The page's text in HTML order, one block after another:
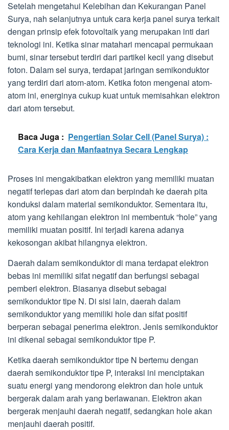
Setelah mengetahui Kelebihan dan Kekurangan Panel
Surya, nah selanjutnya untuk cara kerja panel surya terkait
dengan prinsip efek fotovoltaik yang merupakan inti dari
teknologi ini. Ketika sinar matahari mencapai permukaan
bumi, sinar tersebut terdiri dari partikel kecil yang disebut
foton. Dalam sel surya, terdapat jaringan semikonduktor
yang terdiri dari atom-atom. Ketika foton mengenai atom-
atom ini, energinya cukup kuat untuk memisahkan elektron
dari atom tersebut.
Baca Juga : Pengertian Solar Cell (Panel Surya) :
Cara Kerja dan Manfaatnya Secara Lengkap
Proses ini mengakibatkan elektron yang memiliki muatan
negatif terlepas dari atom dan berpindah ke daerah pita
konduksi dalam material semikonduktor. Sementara itu,
atom yang kehilangan elektron ini membentuk “hole” yang
memiliki muatan positif. Ini terjadi karena adanya
kekosongan akibat hilangnya elektron.
Daerah dalam semikonduktor di mana terdapat elektron
bebas ini memiliki sifat negatif dan berfungsi sebagai
pemberi elektron. Biasanya disebut sebagai
semikonduktor tipe N. Di sisi lain, daerah dalam
semikonduktor yang memiliki hole dan sifat positif
berperan sebagai penerima elektron. Jenis semikonduktor
ini dikenal sebagai semikonduktor tipe P.
Ketika daerah semikonduktor tipe N bertemu dengan
daerah semikonduktor tipe P, interaksi ini menciptakan
suatu energi yang mendorong elektron dan hole untuk
bergerak dalam arah yang berlawanan. Elektron akan
bergerak menjauhi daerah negatif, sedangkan hole akan
menjauhi daerah positif.